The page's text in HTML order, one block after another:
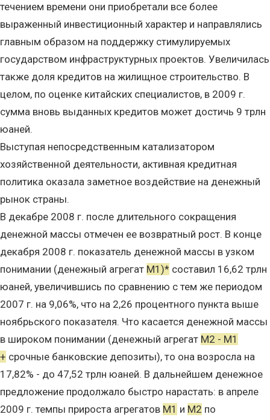
течением времени они приобретали все более
выраженный инвестиционный характер и направлялись
главным образом на поддержку стимулируемых
государством инфраструктурных проектов. Увеличилась
также доля кредитов на жилищное строительство. В
целом, по оценке китайских специалистов, в 2009 г.
сумма вновь выданных кредитов может достичь 9 трлн
юаней.
Выступая непосредственным катализатором
хозяйственной деятельности, активная кредитная
политика оказала заметное воздействие на денежный
рынок страны.
В декабре 2008 г. после длительного сокращения
денежной массы отмечен ее возвратный рост. В конце
декабря 2008 г. показатель денежной массы в узком
понимании (денежный агрегат М1)* составил 16,62 трлн
юаней, увеличившись по сравнению с тем же периодом
2007 г. на 9,06%, что на 2,26 процентного пункта выше
ноябрьского показателя. Что касается денежной массы
в широком понимании (денежный агрегат М2 - М1
+ срочные банковские депозиты), то она возросла на
17,82% - до 47,52 трлн юаней. В дальнейшем денежное
предложение продолжало быстро нарастать: в апреле
2009 г. темпы прироста агрегатов М1 и М2 по